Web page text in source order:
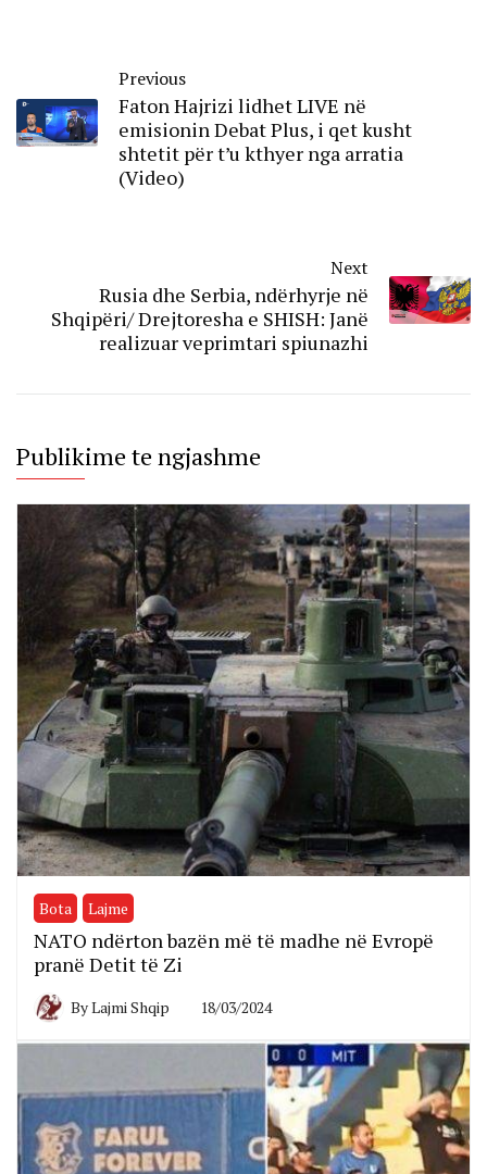
Previous
Faton Hajrizi lidhet LIVE në
emisionin Debat Plus, i qet kusht
shtetit për t’u kthyer nga arratia
(Video)
Next
Rusia dhe Serbia, ndërhyrje në
Shqipëri/ Drejtoresha e SHISH: Janë
realizuar veprimtari spiunazhi
Publikime te ngjashme
Bota Lajme
NATO ndërton bazën më të madhe në Evropë
pranë Detit të Zi
ByLajmi Shqip 18/03/2024